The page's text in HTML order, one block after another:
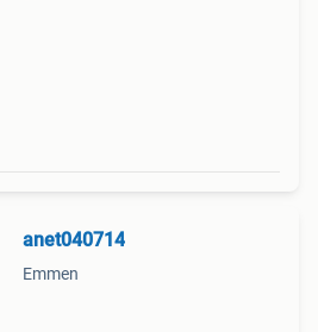
anet040714
Emmen